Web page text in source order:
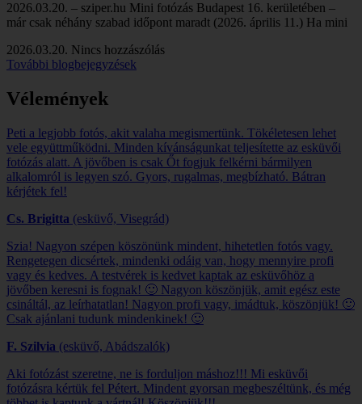
2026.03.20. – sziper.hu Mini fotózás Budapest 16. kerületében –
már csak néhány szabad időpont maradt (2026. április 11.) Ha mini
2026.03.20. Nincs hozzászólás
További blogbejegyzések
Vélemények
Peti a legjobb fotós, akit valaha megismertünk. Tökéletesen lehet
vele együttműködni. Minden kívánságunkat teljesítette az esküvői
fotózás alatt. A jövőben is csak Őt fogjuk felkérni bármilyen
alkalomról is legyen szó. Gyors, rugalmas, megbízható. Bátran
kérjétek fel!
Cs. Brigitta (esküvő, Visegrád)
Szia! Nagyon szépen köszönünk mindent, hihetetlen fotós vagy.
Rengetegen dicsértek, mindenki odáig van, hogy mennyire profi
vagy és kedves. A testvérek is kedvet kaptak az esküvőhöz a
jövőben keresni is fognak! 🙂 Nagyon köszönjük, amit egész este
csináltál, az leírhatatlan! Nagyon profi vagy, imádtuk, köszönjük! 🙂
Csak ajánlani tudunk mindenkinek! 🙂
F. Szilvia (esküvő, Abádszalók)
Aki fotózást szeretne, ne is forduljon máshoz!!! Mi esküvői
fotózásra kértük fel Pétert. Mindent gyorsan megbeszéltünk, és még